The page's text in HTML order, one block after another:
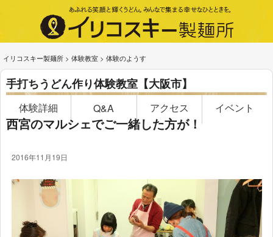
イリコスキー製麺所 > 体験教室 > 体験のようす
手打ちうどん作り体験教室【大阪市】
体験詳細 Q&A アクセス イベント
西宮のマルシェでご一緒した方が！
2016年11月19日